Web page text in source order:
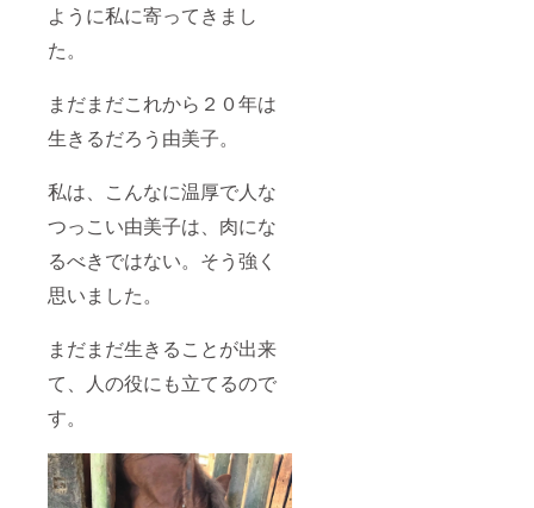
ように私に寄ってきまし
た。
まだまだこれから２０年は
生きるだろう由美子。
私は、こんなに温厚で人な
つっこい由美子は、肉にな
るべきではない。そう強く
思いました。
まだまだ生きることが出来
て、人の役にも立てるので
す。